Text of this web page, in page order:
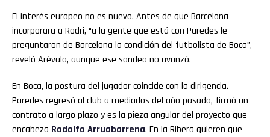
El interés europeo no es nuevo. Antes de que Barcelona
incorporara a Rodri, “a la gente que está con Paredes le
preguntaron de Barcelona la condición del futbolista de Boca”,
reveló Arévalo, aunque ese sondeo no avanzó.
En Boca, la postura del jugador coincide con la dirigencia.
Paredes regresó al club a mediados del año pasado, firmó un
contrato a largo plazo y es la pieza angular del proyecto que
encabeza Rodolfo Arruabarrena. En la Ribera quieren que